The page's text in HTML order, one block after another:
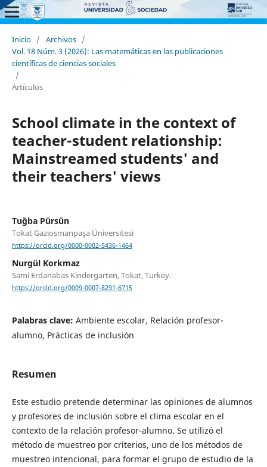
Inicio / Archivos /
Vol. 18 Núm. 3 (2026): Las matemáticas en las publicaciones
científicas de ciencias sociales
/
Artículos
School climate in the context of
teacher-student relationship:
Mainstreamed students' and
their teachers' views
Tuğba Pürsün
Tokat Gaziosmanpaşa Üniversitesi
https://orcid.org/0000-0002-5436-1464
Nurgül Korkmaz
Sami Erdanabas Kindergarten, Tokat, Turkey.
https://orcid.org/0009-0007-8291-6715
Palabras clave: Ambiente escolar, Relación profesor-
alumno, Prácticas de inclusión
Resumen
Este estudio pretende determinar las opiniones de alumnos
y profesores de inclusión sobre el clima escolar en el
contexto de la relación profesor-alumno. Se utilizó el
método de muestreo por criterios, uno de los métodos de
muestreo intencional, para formar el grupo de estudio de la